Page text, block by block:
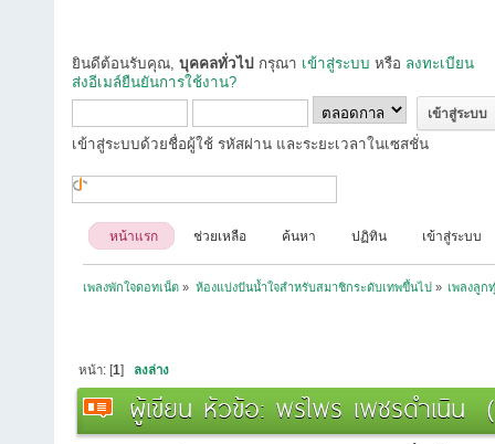
ยินดีต้อนรับคุณ, บุคคลทั่วไป กรุณา เข้าสู่ระบบ หรือ ลงทะเบียน
ส่งอีเมล์ยืนยันการใช้งาน?
เข้าสู่ระบบด้วยชื่อผู้ใช้ รหัสผ่าน และระยะเวลาในเซสชั่น
หน้าแรก ช่วยเหลือ ค้นหา ปฏิทิน เข้าสู่ระบบ
เพลงพักใจดอทเน็ต » ห้องแบ่งปันน้ำใจสำหรับสมาชิกระดับเทพขึ้นไป » เพลงลูก
หน้า: [1] ลงล่าง
ผู้เขียน หัวข้อ: พรไพร เพชรดำเนิน